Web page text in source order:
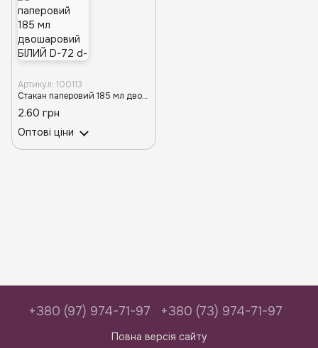
Артикул: 100113
Стакан паперовий 185 мл двошаровий БІЛИЙ D-72 d-72-73TP (25/20/500)
2.60 грн
Оптові ціни
+380 (97) 974-71-97 +380 (73) 974-71-97
Повна версія сайту